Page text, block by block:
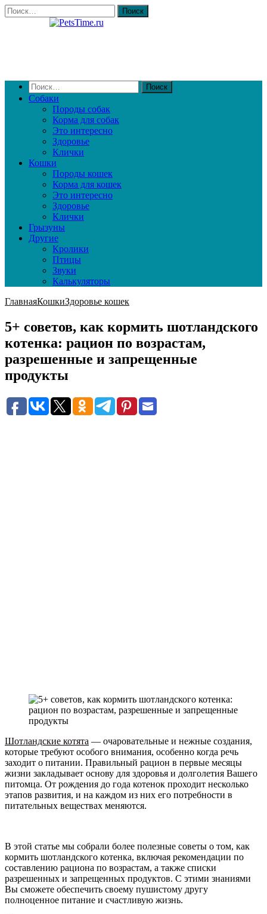
Собаки
Породы собак
Корма для собак
Это интересно
Здоровье
Клички
Кошки
Породы кошек
Корма для кошек
Это интересно
Здоровье
Клички
Грызуны
Другие
Кролики
Птицы
Звуки
Калькуляторы
ГлавнаяКошкиЗдоровье кошек
5+ советов, как кормить шотландского
котенка: рацион по возрастам,
разрешенные и запрещенные
продукты
Шотландские котята — очаровательные и нежные создания,
которые требуют особого внимания, особенно когда речь
заходит о питании. Правильный рацион в первые месяцы
жизни закладывает основу для здоровья и долголетия Вашего
питомца. От рождения до года котенок проходит несколько
этапов развития, и на каждом из них его потребности в
питательных веществах меняются.
В этой статье мы собрали более полезные советы о том, как
кормить шотландского котенка, включая рекомендации по
составлению рациона по возрастам, а также списки
разрешенных и запрещенных продуктов. С этими знаниями
Вы сможете обеспечить своему пушистому другу
полноценное питание и счастливую жизнь.